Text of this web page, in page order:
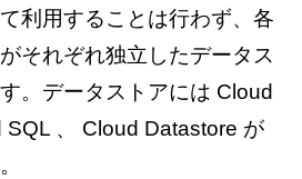
利用することは行わず、各
それぞれ独立したデータス
。データストアには Cloud
、 Cloud Datastore が